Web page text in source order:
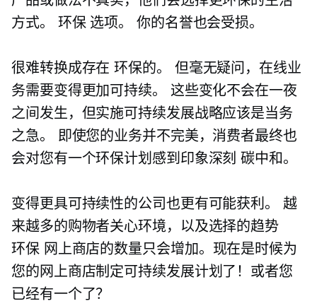
方式。 环保选项。 你的名誉也会受损。
很难转换成存在环保的。
但毫无疑问，在线业
务需要变得更加可持续。 这些变化不会在一夜
之间发生，但实施可持续发展战略应该是当务
之急。 即使您的业务并不完美，消费者最终也
会对您有一个环保计划感到印象深刻碳中和。
变得更具可持续性的公司也更有可能获利。 越
来越多的购物者关心环境，以及选择的趋势
环保网上商店的数量只会增加。现在是时候为
您的网上商店制定可持续发展计划了！或者您
已经有一个了？